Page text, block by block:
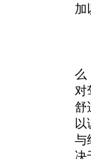
加
么
对
舒
以
与
决